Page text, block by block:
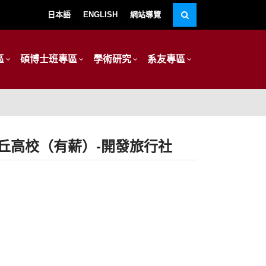
日本語 ENGLISH 網站導覽
碩博士班專區 學術研究 系友專區
高校（有薪）-開發旅行社